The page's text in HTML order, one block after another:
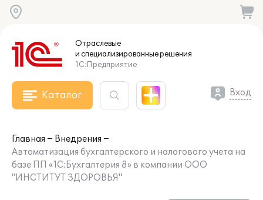
Отраслевые
и специализированныерешения
1С:Предприятие
Каталог Вход
Главная
Внедрения
Автоматизация бухгалтерского и налогового учета на
базе ПП «1C:Бухгалтерия 8» в компании ООО
"ИНСТИТУТ ЗДОРОВЬЯ"